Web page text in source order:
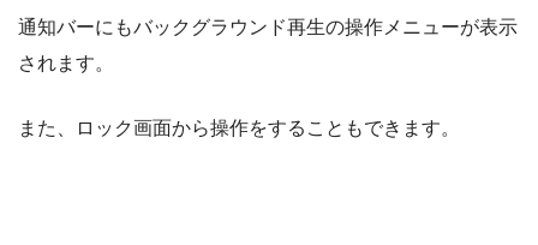
通知バーにもバックグラウンド再生の操作メニューが表示
されます。
また、ロック画面から操作をすることもできます。